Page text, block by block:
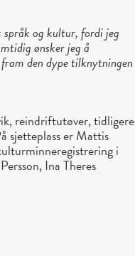
og kultur, fordi jeg
ønsker jeg å
den dype tilknytningen
reindriftutøver, tidligere
sjetteplass er Mattis
i
Ina Theres